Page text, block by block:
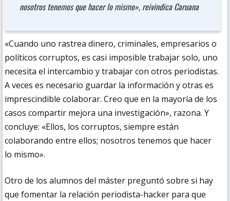
nosotros tenemos que hacer lo mismo», reivindica Caruana
«Cuando uno rastrea dinero, criminales, empresarios o
políticos corruptos, es casi imposible trabajar solo, uno
necesita el intercambio y trabajar con otros periodistas.
A veces es necesario guardar la información y otras es
imprescindible colaborar. Creo que en la mayoría de los
casos compartir mejora una investigación», razona. Y
concluye: «Ellos, los corruptos, siempre están
colaborando entre ellos; nosotros tenemos que hacer
lo mismo».
Otro de los alumnos del máster preguntó sobre si hay
que fomentar la relación periodista-hacker para que